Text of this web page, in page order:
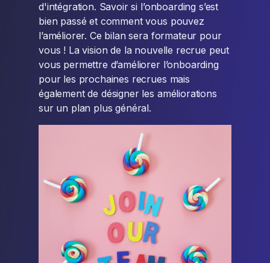
d'intégration. Savoir si l’onboarding s’est
bien passé et comment vous pouvez
l’améliorer. Ce bilan sera formateur pour
vous ! La vision de la nouvelle recrue peut
vous permettre d’améliorer l’onboarding
pour les prochaines recrues mais
également de désigner les améliorations
sur un plan plus général.